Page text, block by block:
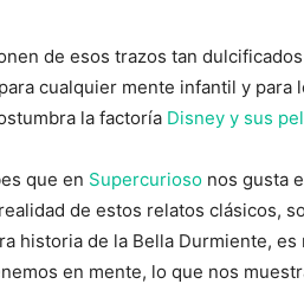
de esos trazos tan
cualquier mente infantil y
la factoría Disney y sus
que en Supercurioso nos gusta
de estos relatos clásicos,
historia de la Bella Durmiente,
en mente, lo que nos